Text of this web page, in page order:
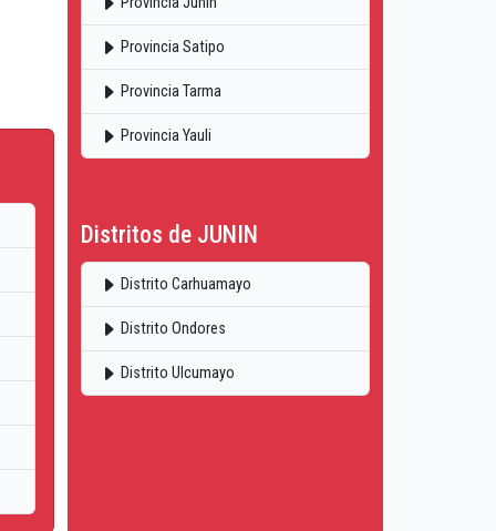
Provincia Satipo
Provincia Tarma
Provincia Yauli
Distritos de JUNIN
Distrito Carhuamayo
Distrito Ondores
Distrito Ulcumayo